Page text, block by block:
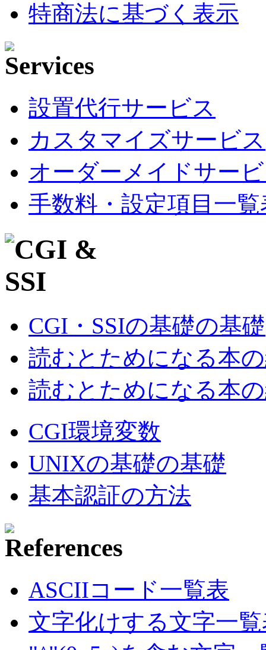
特商法に基づく表示
設置代行サービス
カスタマイズサービス
オーダーメイドサー
手数料・設定項目一覧
CGI・SSIの基礎の基礎
読むとためになる本
読むとためになる本
CGI環境変数
UNIXの基礎の基礎
基本認証の方法
ASCIIコード一覧表
文字化けする文字一